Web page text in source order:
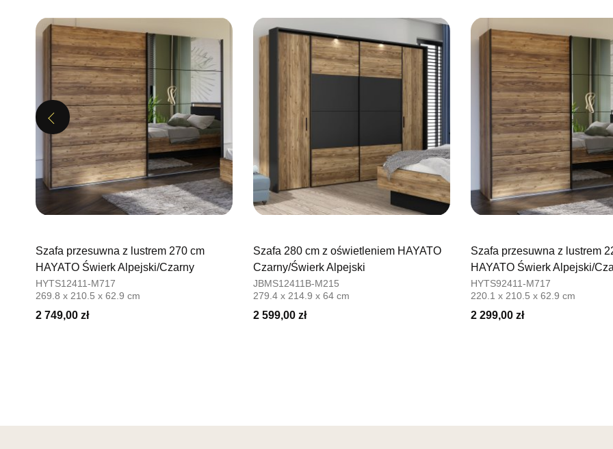
76-100
Nr tel.
Adres e-
Godziny
Pn-Pt:
SALON
Salon
UL.PLAC
76-200
Nr tel.
Adres e-
SALON
Previous
Szafa przesuwna z lustrem 270 cm
HAYATO Świerk Alpejski/Czarny
HYTS12411-M717
269.8 x 210.5 x 62.9 cm
2 749,00 zł
Szafa 280 cm z oświetleniem HAYATO
Czarny/Świerk Alpejski
JBMS12411B-M215
279.4 x 214.9 x 64 cm
2 599,00 zł
Szafa przesuwna z lustrem
HAYATO Świerk Alpejski/
HYTS92411-M717
220.1 x 210.5 x 62.9 cm
2 299,00 zł